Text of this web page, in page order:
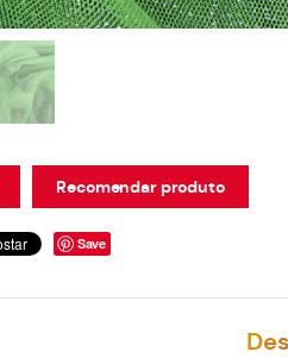
Recomendar produto
Save